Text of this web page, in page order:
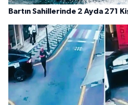
Bartın Sahillerinde 2 Ayda 271